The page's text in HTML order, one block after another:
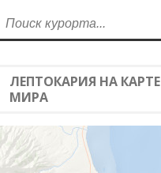
ЛЕПТОКАРИЯ НА КАРТЕ
МИРА